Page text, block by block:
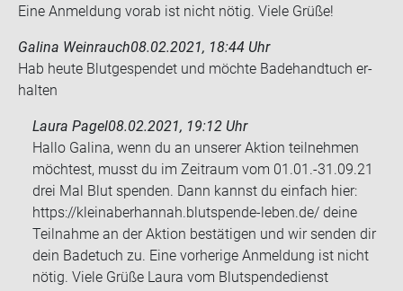
Eine Anmeldung vorab ist nicht nötig. Viele Grüße!
Galina Weinrauch08.02.2021, 18:44 Uhr
Hab heute Blut­ge­spen­det und möch­te Ba­de­hand­tuch er­
hal­ten
Laura Pagel08.02.2021, 19:12 Uhr
Hallo Galina, wenn du an unserer Aktion teilnehmen
möchtest, musst du im Zeitraum vom 01.01.-31.09.21
drei Mal Blut spenden. Dann kannst du einfach hier:
https://kleinaberhannah.blutspende-leben.de/ deine
Teilnahme an der Aktion bestätigen und wir senden dir
dein Badetuch zu. Eine vorherige Anmeldung ist nicht
nötig. Viele Grüße Laura vom Blutspendedienst